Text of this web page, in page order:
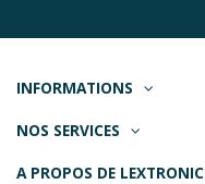
INFORMATIONS
NOS SERVICES
A PROPOS DE LEXTRONIC